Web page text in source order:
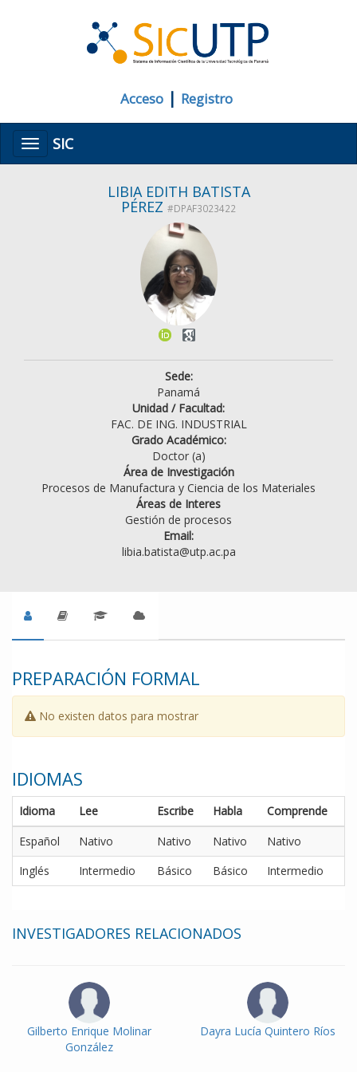
Acceso | Registro
MenúSIC
LIBIA EDITH BATISTA
PÉREZ #DPAF3023422
Sede:
Panamá
Unidad / Facultad:
FAC. DE ING. INDUSTRIAL
Grado Académico:
Doctor (a)
Área de Investigación
Procesos de Manufactura y Ciencia de los Materiales
Áreas de Interes
Gestión de procesos
Email:
libia.batista@utp.ac.pa
PREPARACIÓN FORMAL
No existen datos para mostrar
IDIOMAS
Idioma Lee Escribe Habla
Comprende
Español
Nativo Nativo Nativo
Nativo
Inglés
Intermedio Básico Básico Intermedio
INVESTIGADORES RELACIONADOS
Gilberto Enrique Molinar
González
Dayra Lucía Quintero Ríos